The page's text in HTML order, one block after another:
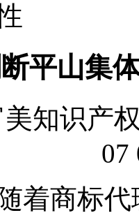
平山集
知识产
07
着商标